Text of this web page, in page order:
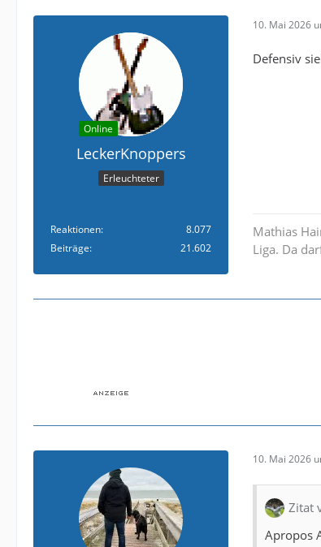
Online
LeckerKnoppers
Erleuchteter
Reaktionen
8.077
Beiträge
21.602
10. Mai 2026
Defensiv
Mathias
Liga. Da
10. Mai 2026
Zitat
Apropos